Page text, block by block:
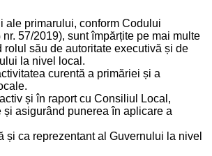
ale primarului, conform Codului
57/2019), sunt împărțite pe mai multe
rolul său de autoritate executivă și de
la nivel local.
curentă a primăriei și a
și în raport cu Consiliul Local,
și asigurând punerea în aplicare a
și ca reprezentant al Guvernului la nivel